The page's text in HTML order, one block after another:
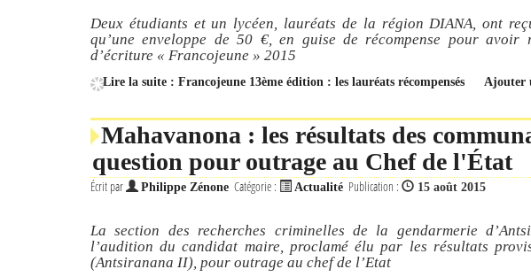
Deux étudiants et un lycéen, lauréats de la région DIANA, ont
qu’une enveloppe de 50 €, en guise de récompense pour avoir
d’écriture « Francojeune » 2015
Lire la suite : Francojeune 13ème édition : les lauréats récompensés Ajouter
Mahavanona : les résultats des
question pour outrage au Chef de l'État
Écrit par Philippe Zénone Catégorie : Actualité Publication : 15 août 2015
La section des recherches criminelles de la gendarmerie
l’audition du candidat maire, proclamé élu par les résultats
(Antsiranana II), pour outrage au chef de l’Etat